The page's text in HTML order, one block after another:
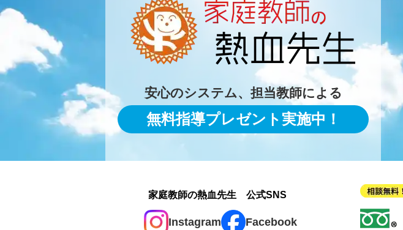
安心のシステム、担当教師による
無料指導プレゼント実施中！
家庭教師の熱血先生 公式SNS
Instagram Facebook